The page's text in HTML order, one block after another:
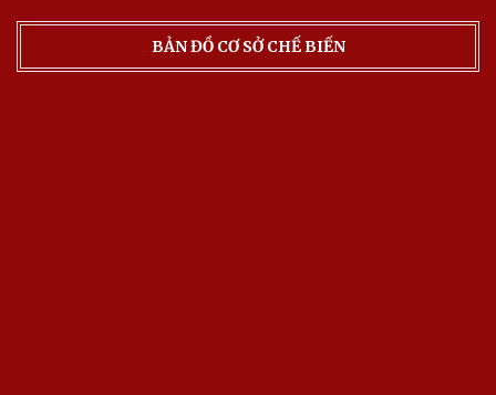
BẢN ĐỒ CƠ SỞ CHẾ BIẾN